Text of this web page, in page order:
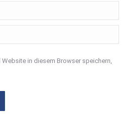
Website in diesem Browser speichern,